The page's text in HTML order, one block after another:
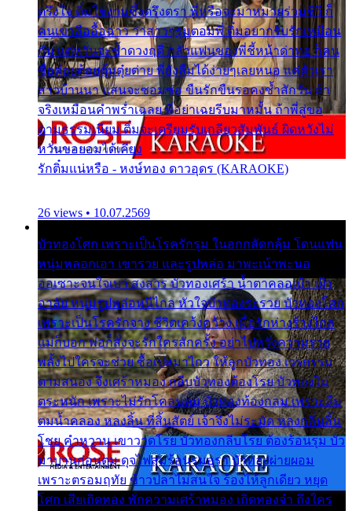
ตรึงใจ ติ๋มใช่งามซึ้งตรึงตรา พี่หรือจะมาหมายร่วมชีวี ก็
คนเขาลืออื้อฉาว ว่าสาวๆรุมตอมพี่ ติ๋มอยากรับรักเหมือน
กัน แต่หวั่นจะช้ำดวงฤดี กลัวแฟนของพี่ชี้หน้าด่าทอ ก็คน
ชื่อต๋อยต้อยตุ้มตุ๋ยต่าย พี่ยังลืมได้ง่ายๆเลยหนอ แค่ตัวเรา
สาวบ้านนา แสนจะซอมซ่อ ขืนรักขืนรอคงช้ำสักวัน ถ้า
จริงเหมือนคำพร่ำเฉลย พี่อย่าเฉยรีบมาหมั้น ถ้าพี่สู่ขอ
ตามธรรมเนียม ติ๋มจะเตรียมรับเกลียวสัมพันธ์ ผิดหวังไม่
หวั่นขอยอมได้เคียง
รักติ๋มแน่หรือ - หงษ์ทอง ดาวอุดร (KARAOKE)
26 views • 10.07.2569
บัวทองโศก เพราะเป็นโรครักรุม ในอกกลัดกลุ้ม โดนแฟน
หนุ่มหลอกเอา เขารวย และรูปหล่อ มาพะเน้าพะนอ
ออเซาะจนใจเบา สงสาร บัวทองเศร้า น้ำตาคลอเบ้า เฝ้า
อาลัย หนุ่มรูปหล่อหนีไกล หัวใจบัวทองระรวย บัวทองโศก
เพราะเป็นโรครักจาง ชีวิตเคว้งคว้าง เมื่อรักห่างร้างไกล
แม่ก็บอก พ่อก็สั่งจะรักใครสักครั้ง อย่าไปหวังความรวย
พลั้งไปใครจะช่วย ซื้อเปลมาไกว ให้ลูกบัวทอง เวรกรรม
ตามสนอง จึงเศร้าหมอง กลีบบัวทองต้องโรย บัวทองไม่
ตระหนัก เพราะไม่รักโคลนตม บัวทองท้องกลม เพราะลืม
ตมน้ำคลอง หลงลิ้น ที่สิ้นสัตย์ เจ้าจึงไม่ระมัด หลงกลิ่นลิ้น
โชย คำหวาน เขาวาดโรย บัวทองกลีบโรย ต้องร้อนรุม บัว
มาบานก่อนตูม ดุจไฟสุมร้อนรุมอุรา บัวทองผ่ายผอม
เพราะตรอมฤทัย ข้าวปลาไม่สนใจ ร้องไห้ลูกเดียว หยุด
โศก เสียเถิดทอง พักความเศร้าหมอง เถิดทองจ๋า ถึงใคร